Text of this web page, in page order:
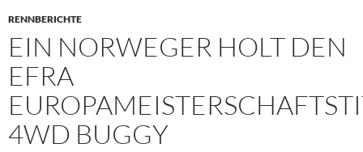
RENNBERICHTE
EIN NORWEGER HOLT DEN
EFRA
4WD BUGGY